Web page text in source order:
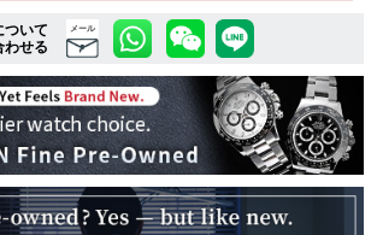
数条件で商品を絞り込む
詳細検索はこちら
ご利用ガイド
ついて
わせる
メール